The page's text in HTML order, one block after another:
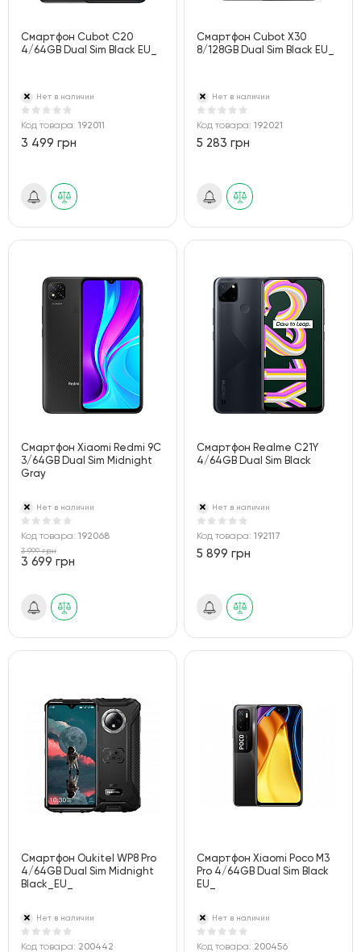
Смартфон Cubot C20
4/64GB Dual Sim Black EU_
Нет в наличии
Код товара: 192011
3 499 грн
Смартфон Cubot X30
8/128GB Dual Sim Black EU_
Нет в наличии
Код товара:192021
5 283 грн
Смартфон Xiaomi Redmi 9C
3/64GB Dual Sim Midnight
Gray
Нет в наличии
Код товара: 192068
3 999 грн
3 699 грн
Смартфон Realme C21Y
4/64GB Dual Sim Black
Нет в наличии
Код товара:192117
5 899 грн
Смартфон Oukitel WP8 Pro
4/64GB Dual Sim Midnight
Black_EU_
Нет в наличии
Код товара: 200442
Смартфон Xiaomi Poco M3
Pro 4/64GB Dual Sim Black
EU_
Нет в наличии
Код товара: 200456